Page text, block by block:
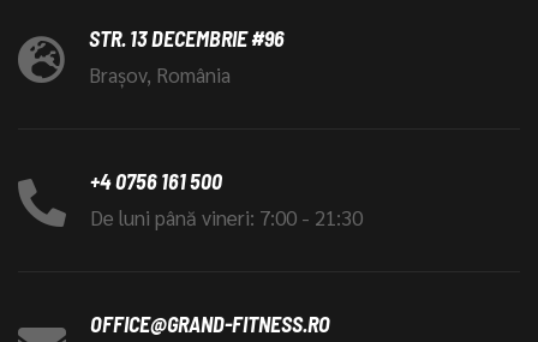
STR. 13 DECEMBRIE #96
Brașov, România
+4 0756 161 500
De luni până vineri: 7:00 - 21:30
OFFICE@GRAND-FITNESS.RO